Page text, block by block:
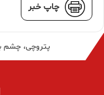
چاپ خبر
پتروچی، چشم